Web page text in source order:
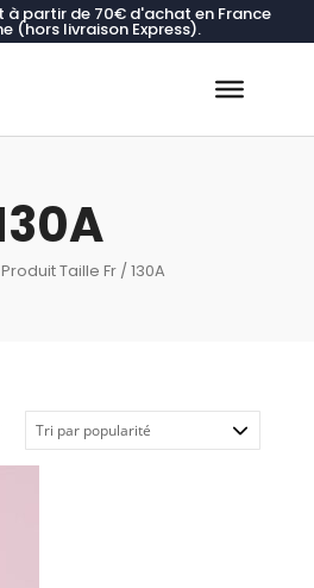
à partir de 70€ d'achat en France
(hors livraison Express).
Taille Fr / 130A